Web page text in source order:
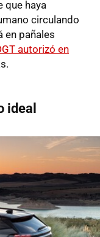
que haya
circulando
en pañales
autorizó en
ideal